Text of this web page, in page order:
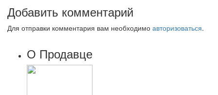
Добавить комментарий
Для отправки комментария вам необходимо авторизоваться.
О Продавце